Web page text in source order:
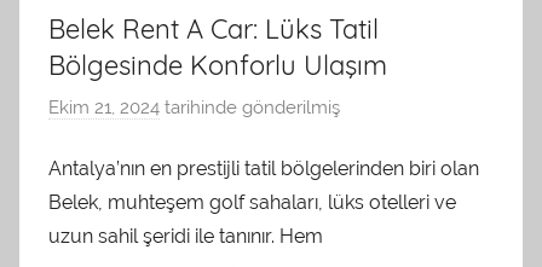
Belek Rent A Car: Lüks Tatil
Bölgesinde Konforlu Ulaşım
Ekim 21, 2024 tarihinde gönderilmiş
m
i
Antalya’nın en prestijli tatil bölgelerinden biri olan
Belek, muhteşem golf sahaları, lüks otelleri ve
uzun sahil şeridi ile tanınır. Hem